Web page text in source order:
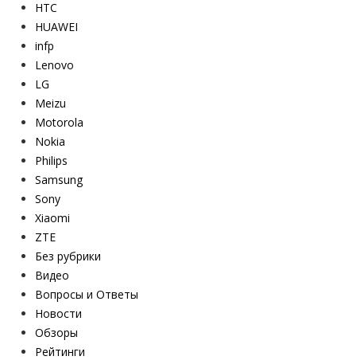
HTC
HUAWEI
infp
Lenovo
LG
Meizu
Motorola
Nokia
Philips
Samsung
Sony
Xiaomi
ZTE
Без рубрики
Видео
Вопросы и Ответы
Новости
Обзоры
Рейтинги